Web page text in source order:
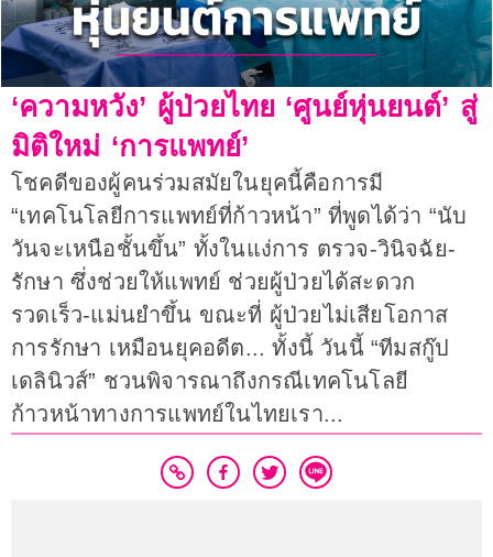
‘ความหวัง’ ผู้ป่วยไทย ‘ศูนย์หุ่นยนต์’ สู่
มิติใหม่ ‘การแพทย์’
โชคดีของผู้คนร่วมสมัยในยุคนี้คือการมี
“เทคโนโลยีการแพทย์ที่ก้าวหน้า” ที่พูดได้ว่า “นับ
วันจะเหนือชั้นขึ้น” ทั้งในแง่การ ตรวจ-วินิจฉัย-
รักษา ซึ่งช่วยให้แพทย์ ช่วยผู้ป่วยได้สะดวก
รวดเร็ว-แม่นยำขึ้น ขณะที่ ผู้ป่วยไม่เสียโอกาส
การรักษา เหมือนยุคอดีต... ทั้งนี้ วันนี้ “ทีมสกู๊ป
เดลินิวส์” ชวนพิจารณาถึงกรณีเทคโนโลยี
ก้าวหน้าทางการแพทย์ในไทยเรา...